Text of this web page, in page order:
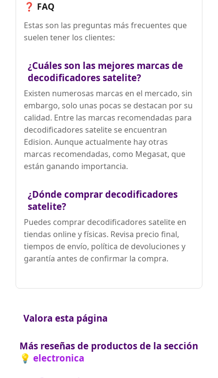
❓ FAQ
Estas son las preguntas más frecuentes que
suelen tener los clientes:
¿Cuáles son las mejores marcas de
decodificadores satelite?
Existen numerosas marcas en el mercado, sin
embargo, solo unas pocas se destacan por su
calidad. Entre las marcas recomendadas para
decodificadores satelite se encuentran
Edision. Aunque actualmente hay otras
marcas recomendadas, como Megasat, que
están ganando importancia.
¿Dónde comprar decodificadores
satelite?
Puedes comprar decodificadores satelite en
tiendas online y físicas. Revisa precio final,
tiempos de envío, política de devoluciones y
garantía antes de confirmar la compra.
Valora esta página
Más reseñas de productos de la sección
💡 electronica